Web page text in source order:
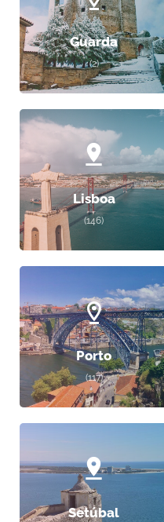
Guarda
(2)
Lisboa
(146)
Porto
(117)
Setúbal